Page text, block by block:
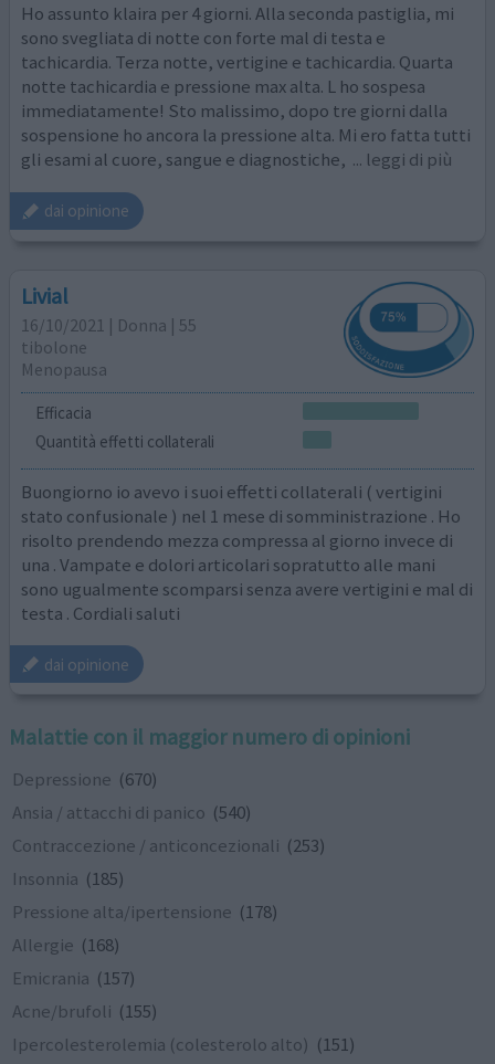
Ho assunto klaira per 4 giorni. Alla seconda pastiglia, mi
sono svegliata di notte con forte mal di testa e
tachicardia. Terza notte, vertigine e tachicardia. Quarta
notte tachicardia e pressione max alta. L ho sospesa
immediatamente! Sto malissimo, dopo tre giorni dalla
sospensione ho ancora la pressione alta. Mi ero fatta tutti
gli esami al cuore, sangue e diagnostiche, ... leggi di più
dai opinione
Livial
16/10/2021 | Donna | 55
tibolone
Menopausa
Efficacia
Quantità effetti collaterali
Buongiorno io avevo i suoi effetti collaterali ( vertigini
stato confusionale ) nel 1 mese di somministrazione . Ho
risolto prendendo mezza compressa al giorno invece di
una . Vampate e dolori articolari sopratutto alle mani
sono ugualmente scomparsi senza avere vertigini e mal di
testa . Cordiali saluti
dai opinione
Malattie con il maggior numero di opinioni
Depressione (670)
Ansia / attacchi di panico (540)
Contraccezione / anticoncezionali (253)
Insonnia (185)
Pressione alta/ipertensione (178)
Allergie (168)
Emicrania (157)
Acne/brufoli (155)
Ipercolesterolemia (colesterolo alto) (151)